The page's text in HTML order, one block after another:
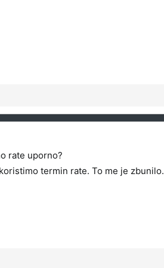
rate uporno?
termin rate. To me je zbunilo.